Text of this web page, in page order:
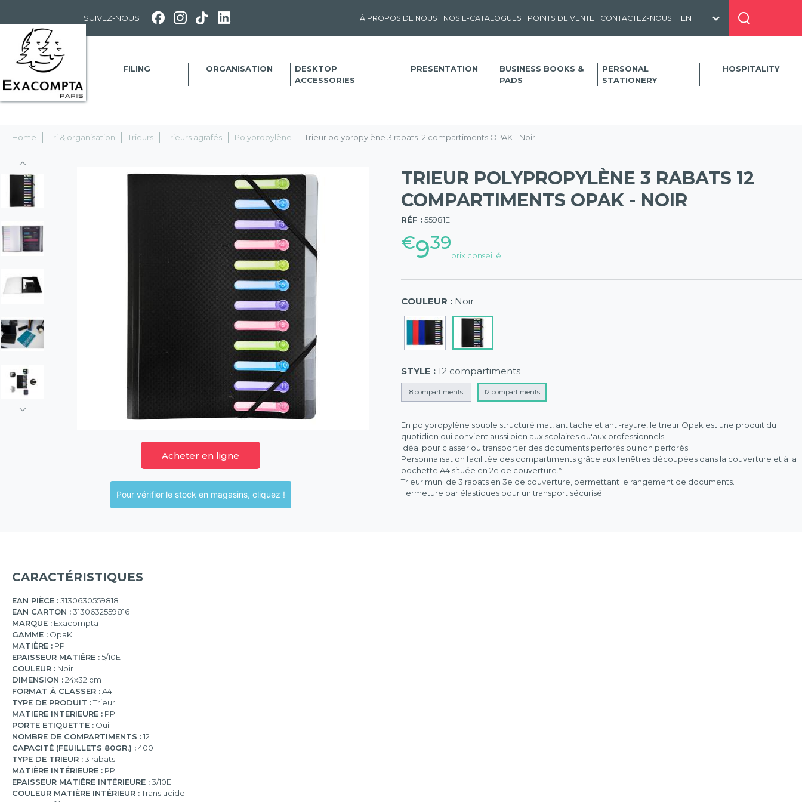
SUIVEZ-NOUS À PROPOS DE NOUS NOS E-CATALOGUES POINTS DE VENTE CONTACTEZ-NOUS
FILING ORGANISATION
DESKTOP
ACCESSORIES
PRESENTATION
BUSINESS BOOKS &
PADS
PERSONAL
STATIONERY
HOSPITALITY
Home Tri & organisation Trieurs Trieurs agrafés Polypropylène Trieur polypropylène 3 rabats 12 compartiments OPAK - Noir
Acheter en ligne
Pour vérifier le stock en magasins, cliquez !
TRIEUR POLYPROPYLÈNE 3 RABATS 12
COMPARTIMENTS OPAK - NOIR
RÉF : 55981E
€939
prix conseillé
(57)
COULEUR : Noir
STYLE : 12 compartiments
8 compartiments 12 compartiments
En polypropylène souple structuré mat, antitache et anti-rayure, le trieur Opak est une produit du
quotidien qui convient aussi bien aux scolaires qu'aux professionnels.
Idéal pour classer ou transporter des documents perforés ou non perforés.
Personnalisation facilitée des compartiments grâce aux fenêtres découpées dans la couverture et à la
pochette A4 située en 2e de couverture.*
Trieur muni de 3 rabats en 3e de couverture, permettant le rangement de documents.
Fermeture par élastiques pour un transport sécurisé.
CARACTÉRISTIQUES
EAN PIÈCE :3130630559818
EAN CARTON :3130632559816
MARQUE : Exacompta
GAMME : OpaK
MATIÈRE : PP
EPAISSEUR MATIÈRE :5/10E
COULEUR : Noir
DIMENSION :24x32 cm
FORMAT À CLASSER :A4
TYPE DE PRODUIT :Trieur
MATIERE INTERIEURE : PP
PORTE ETIQUETTE : Oui
NOMBRE DE COMPARTIMENTS :12
CAPACITÉ (FEUILLETS 80GR.) :400
TYPE DE TRIEUR :3 rabats
MATIÈRE INTÉRIEURE : PP
EPAISSEUR MATIÈRE INTÉRIEURE :3/10E
COULEUR MATIÈRE INTÉRIEUR :Translucide